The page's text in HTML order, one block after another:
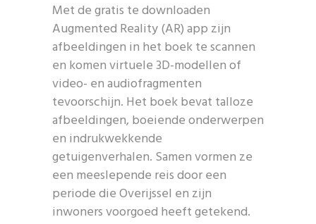
Met de gratis te downloaden
Augmented Reality (AR) app zijn
afbeeldingen in het boek te scannen
en komen virtuele 3D-modellen of
video- en audiofragmenten
tevoorschijn. Het boek bevat talloze
afbeeldingen, boeiende onderwerpen
en indrukwekkende
getuigenverhalen. Samen vormen ze
een meeslepende reis door een
periode die Overijssel en zijn
inwoners voorgoed heeft getekend.